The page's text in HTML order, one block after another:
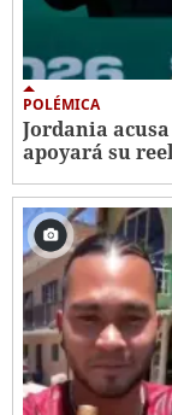
POLÉMICA
Jordania
apoyará su